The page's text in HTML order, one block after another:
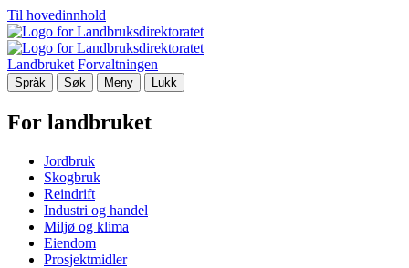
Til hovedinnhold
Landbruket Forvaltningen
Språk Søk Meny Lukk
For landbruket
Jordbruk
Skogbruk
Reindrift
Industri og handel
Miljø og klima
Eiendom
Prosjektmidler